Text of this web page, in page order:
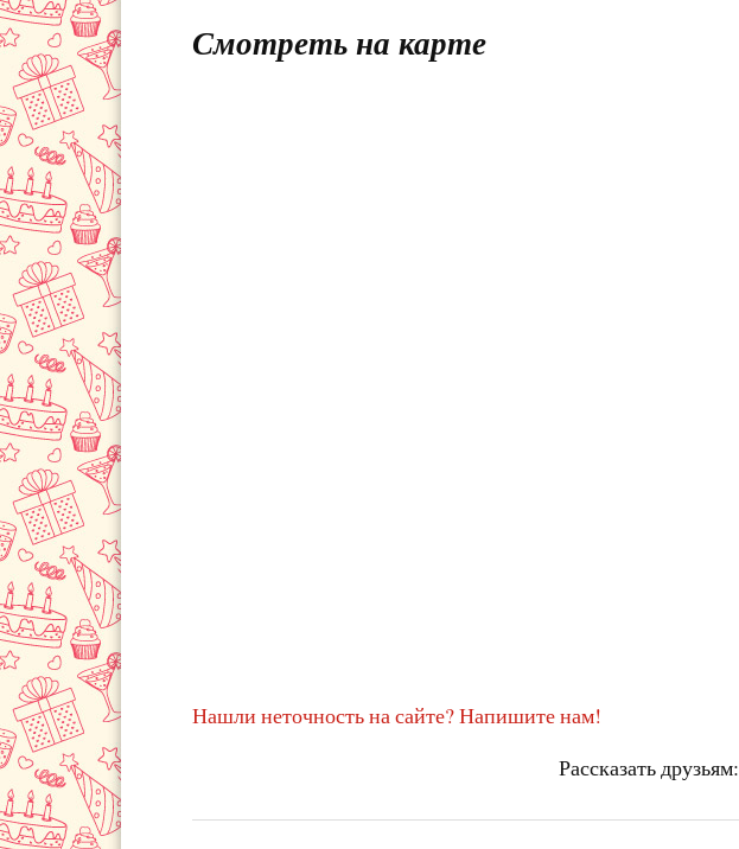
Смотреть на карте
Нашли неточность на сайте? Напишите нам!
Рассказать друзьям: